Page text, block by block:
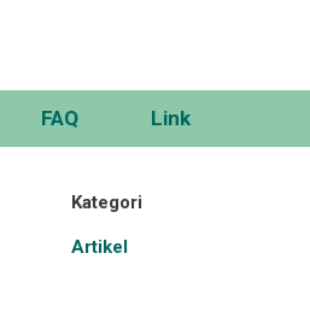
FAQ Link
Kategori
Artikel